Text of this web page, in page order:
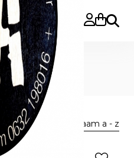
Sorteer op: naam a - z